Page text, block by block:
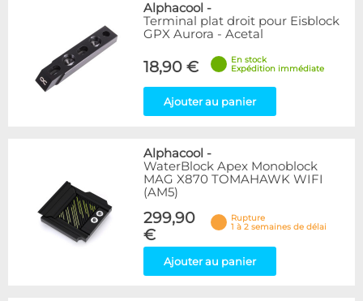
Alphacool -
Terminal plat droit pour Eisblock
GPX Aurora - Acetal
18,90 €
En stock
Expédition immédiate
Ajouter au panier
Alphacool -
WaterBlock Apex Monoblock
MAG X870 TOMAHAWK WIFI
(AM5)
299,90
€
Rupture
1 à 2 semaines de délai
Ajouter au panier